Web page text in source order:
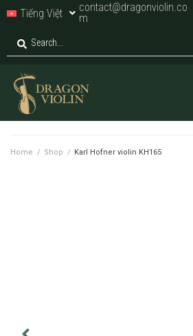
Tiếng Việt
contact@dragonviolin.co
m
Home / Shop / Karl Hofner violin KH165